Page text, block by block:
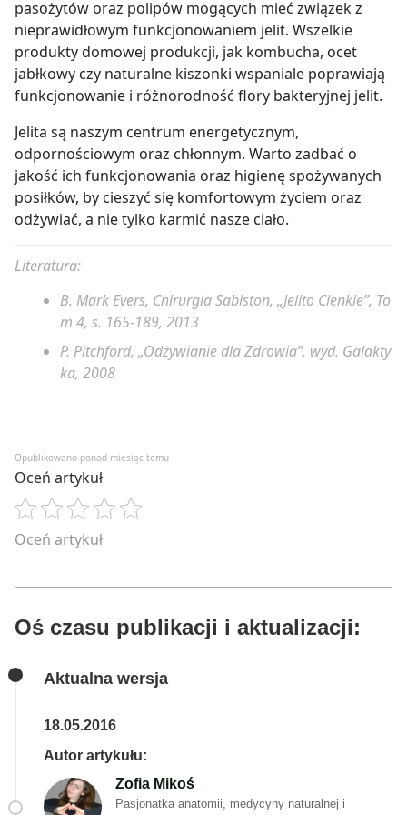
pasożytów oraz polipów mogących mieć związek z
nieprawidłowym funkcjonowaniem jelit. Wszelkie
produkty domowej produkcji, jak kombucha, ocet
jabłkowy czy naturalne kiszonki wspaniale poprawiają
funkcjonowanie i różnorodność flory bakteryjnej jelit.
Jelita są naszym centrum energetycznym,
odpornościowym oraz chłonnym. Warto zadbać o
jakość ich funkcjonowania oraz higienę spożywanych
posiłków, by cieszyć się komfortowym życiem oraz
odżywiać, a nie tylko karmić nasze ciało.
Literatura:
B. Mark Evers, Chirurgia Sabiston, „Jelito Cienkie”, To
m 4, s. 165-189, 2013
P. Pitchford, „Odżywianie dla Zdrowia”, wyd. Galakty
ka, 2008
Opublikowano ponad miesiąc temu
Oceń artykuł
Oceń artykuł
Oś czasu publikacji i aktualizacji:
Aktualna wersja
18.05.2016
Autor artykułu:
Zofia Mikoś
Pasjonatka anatomii, medycyny naturalnej i